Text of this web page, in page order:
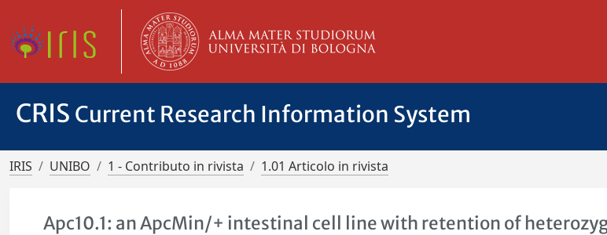
CRIS Current Research Information System
IRIS UNIBO 1 - Contributo in rivista 1.01 Articolo in rivista
Apc10.1: an ApcMin/+ intestinal cell line with retention of